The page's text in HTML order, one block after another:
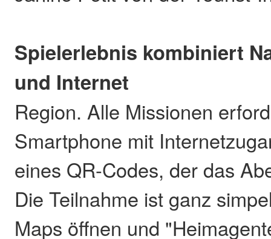
Spielerlebnis kombiniert
und Internet
Region. Alle Missionen
Smartphone mit
eines QR-Codes, der das
Die Teilnahme ist ganz
Maps öffnen und